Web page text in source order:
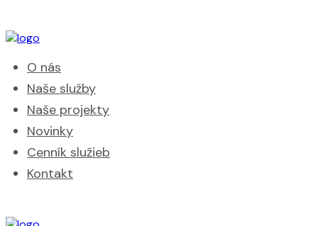
O nás
Naše služby
Naše projekty
Novinky
Cenník služieb
Kontakt